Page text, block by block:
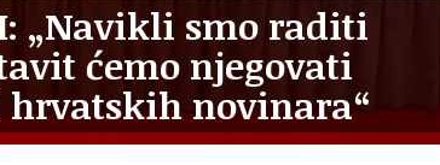
„Navikli smo raditi
ćemo njegovati
novinara“